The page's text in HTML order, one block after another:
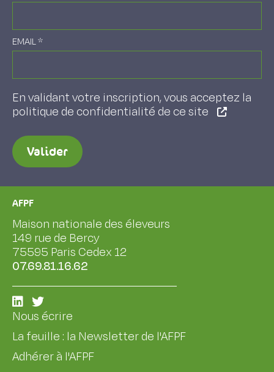
EMAIL*
En validant votre inscription, vous acceptez la
politique de confidentialité de ce site
Valider
AFPF
Maison nationale des éleveurs
149 rue de Bercy
75595 Paris Cedex 12
07.69.81.16.62
Nous écrire
La feuille : la Newsletter de l'AFPF
Adhérer à l'AFPF